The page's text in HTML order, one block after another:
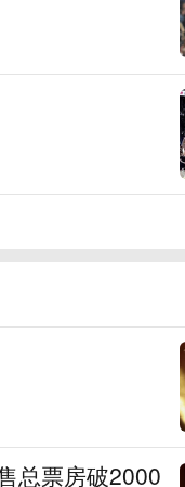
总票房破2000